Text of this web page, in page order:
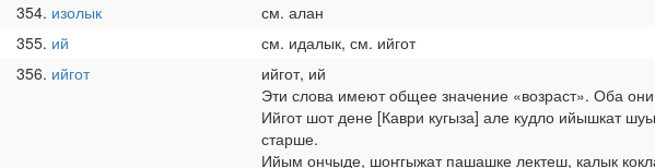
354 изолык
см. алан
355 ий
см. идалык, см. ийгот
356 ийгот
ийгот, ий
Эти слова имеют общее значение «возраст». Оба
Ийгот шот дене [Каври кугыза] але кудло ийышкат
старше.
Ийым ончыде, шоҥгыжат пашашке лектеш, калык